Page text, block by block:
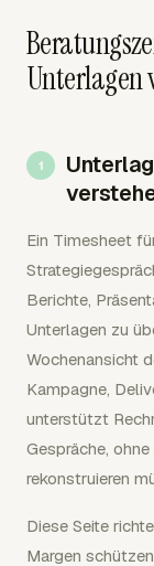
Unterlagen
Ein Timesheet
Berichte,
Unterlagen zu
Wochenansicht
Kampagne,
unterstützt
Gespräche,
rekonstruieren
Diese Seite
Margen